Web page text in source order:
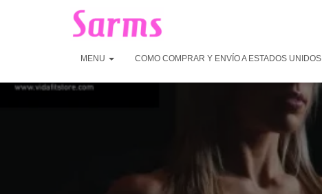
MENU COMO COMPRAR Y ENVÍO A ESTADOS UNIDOS